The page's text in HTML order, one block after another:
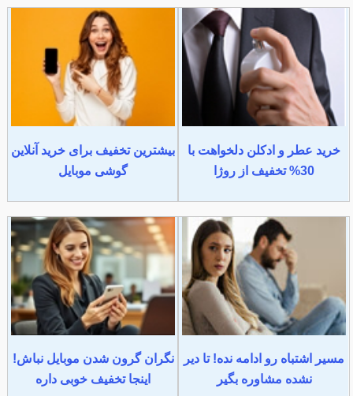
خرید عطر و ادکلن دلخواهت با
30% تخفیف از روژا
بیشترین تخفیف برای خرید آنلاین
گوشی موبایل
مسیر اشتباه رو ادامه نده! تا دیر
نشده مشاوره بگیر
نگران گرون شدن موبایل نباش!
اینجا تخفیف خوبی داره